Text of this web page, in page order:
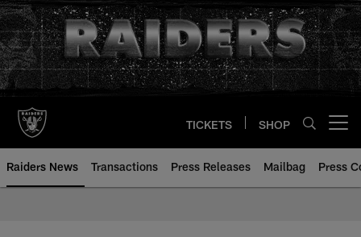
Skip
to
main
content
TICKETS SHOP
Raiders News Transactions Press Releases Mailbag Press